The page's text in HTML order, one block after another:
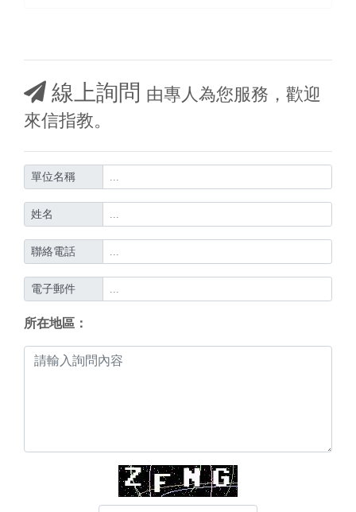
線上詢問 由專人為您服務，歡迎
來信指教。
單位名稱
姓名
聯絡電話
電子郵件
所在地區：